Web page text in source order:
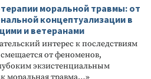
моральной травмы: от
концептуализации в
и ветеранами
интерес к последствиям
от феноменов,
экзистенциальным